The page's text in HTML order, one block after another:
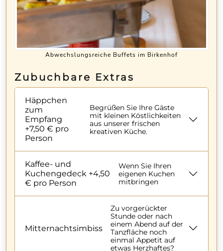
Abwechslungsreiche Buffets im Birkenhof
Zubuchbare Extras
Häppchen
zum
Empfang
+7,50 € pro
Person
Begrüßen Sie Ihre Gäste
mit kleinen Köstlichkeiten
aus unserer frischen
kreativen Küche.
Kaffee- und
Kuchengedeck +4,50
€ pro Person
Wenn Sie Ihren
eigenen Kuchen
mitbringen
Mitternachtsimbiss
Zu vorgerückter
Stunde oder nach
einem Abend auf der
Tanzfläche noch
einmal Appetit auf
etwas Herzhaftes?